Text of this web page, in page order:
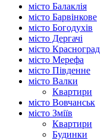
місто Балаклія
місто Барвінкове
місто Богодухів
місто Дергачі
місто Красноград
місто Мерефа
місто Південне
місто Валки
Квартири
місто Вовчанськ
місто Зміїв
Квартири
Будинки